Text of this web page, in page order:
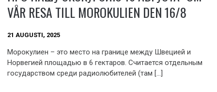
VÅR RESA TILL MOROKULIEN DEN 16/8
21 AUGUSTI, 2025
Морокулиен – это место на границе между Швецией и
Норвегией площадью в 6 гектаров. Считается отдельным
государством среди радиолюбителей (там […]